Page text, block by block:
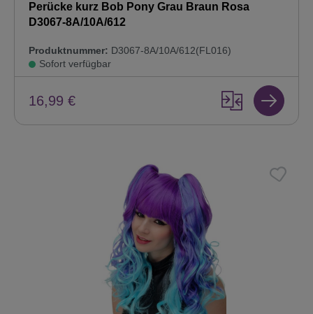
Perücke kurz Bob Pony Grau Braun Rosa
D3067-8A/10A/612
Produktnummer: D3067-8A/10A/612(FL016)
Sofort verfügbar
16,99 €